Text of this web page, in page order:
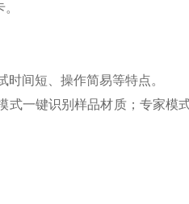
间短、操作简易等特点。
式一键识别样品材质；专家模